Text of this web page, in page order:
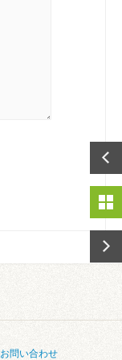
お問い合わせ